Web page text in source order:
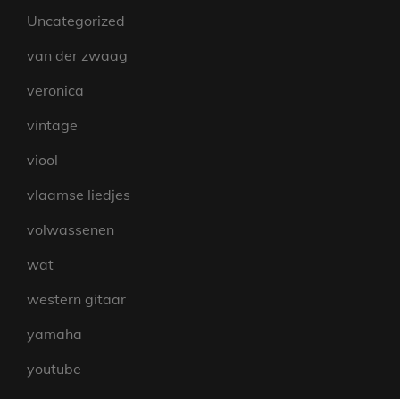
Uncategorized
van der zwaag
veronica
vintage
viool
vlaamse liedjes
volwassenen
wat
western gitaar
yamaha
youtube